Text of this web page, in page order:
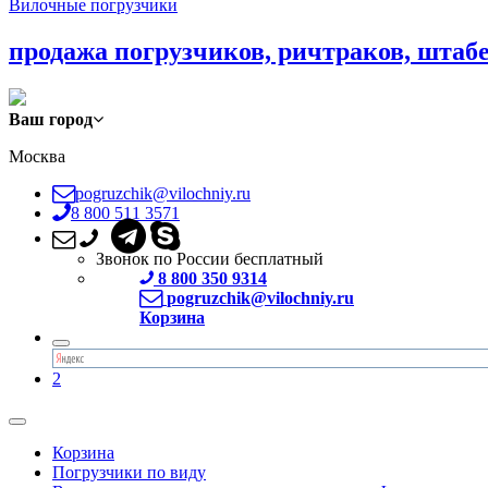
Вилочные погрузчики
продажа погрузчиков, ричтраков,
Ваш город
Москва
pogruzchik@vilochniy.ru
8 800 511 3571
Звонок по России бесплатный
8 800 350 9314
pogruzchik@vilochniy.ru
Корзина
2
Корзина
Погрузчики по виду